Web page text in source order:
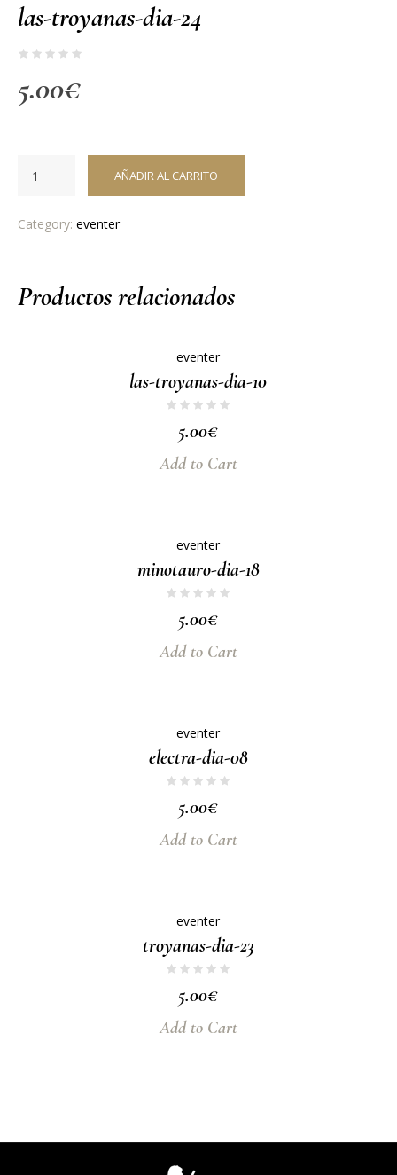
las-troyanas-dia-24
5.00€
AÑADIR AL CARRITO
Category: eventer
Productos relacionados
eventer
las-troyanas-dia-10
5.00€
Add to Cart
eventer
minotauro-dia-18
5.00€
Add to Cart
eventer
electra-dia-08
5.00€
Add to Cart
eventer
troyanas-dia-23
5.00€
Add to Cart